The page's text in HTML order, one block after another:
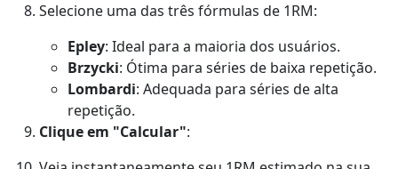
Selecione uma das três fórmulas de 1RM:
Epley: Ideal para a maioria dos usuários.
Brzycki: Ótima para séries de baixa repetição.
Lombardi: Adequada para séries de alta
repetição.
Clique em "Calcular":